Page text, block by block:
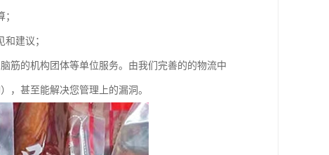
建议；
筋的机构团体等单位服务。由我们完善的的物流中
，甚至能解决您管理上的漏洞。